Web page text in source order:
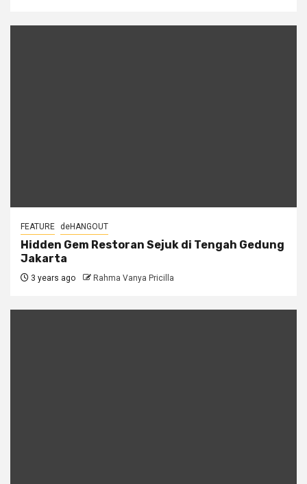
FEATURE deHANGOUT
Hidden Gem Restoran Sejuk di Tengah Gedung
Jakarta
3 years ago Rahma Vanya Pricilla